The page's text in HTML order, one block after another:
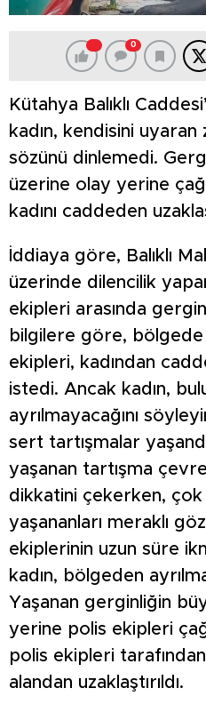
0
Kütahya Balıklı
kadın, kendisini uyaran
sözünü dinlemedi.
üzerine olay yerine
kadını caddeden
İddiaya göre, Balıklı
üzerinde dilencilik
ekipleri arasında
bilgilere göre,
ekipleri, kadından
istedi. Ancak kadın,
ayrılmayacağını
sert tartışmalar
yaşanan tartışma
dikkatini çekerken, çok
yaşananları meraklı
ekiplerinin uzun süre
kadın, bölgeden
Yaşanan gerginliğin
yerine polis ekipleri
polis ekipleri
alandan uzaklaştırıldı.